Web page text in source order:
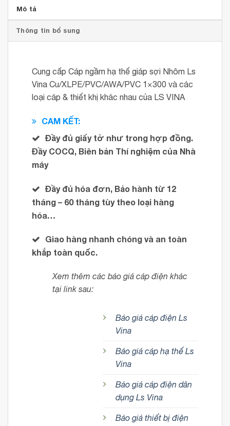
Mô tả
Thông tin bổ sung
Cung cấp Cáp ngầm hạ thế giáp sợi Nhôm Ls
Vina Cu/XLPE/PVC/AWA/PVC 1×300 và các
loại cáp & thiết khị khác nhau của LS VINA
CAM KẾT:
Đầy đủ giấy tờ như trong hợp đồng.
Đầy COCQ, Biên bản Thí nghiệm của Nhà
máy
Đầy đủ hóa đơn, Bảo hành từ 12
tháng – 60 tháng tùy theo loại hàng
hóa…
Giao hàng nhanh chóng và an toàn
khắp toàn quốc.
Xem thêm các báo giá cáp điện khác
tại link sau:
Báo giá cáp điện Ls
Vina
Báo giá cáp hạ thế Ls
Vina
Báo giá cáp điện dân
dụng Ls Vina
Báo giá thiết bị điện